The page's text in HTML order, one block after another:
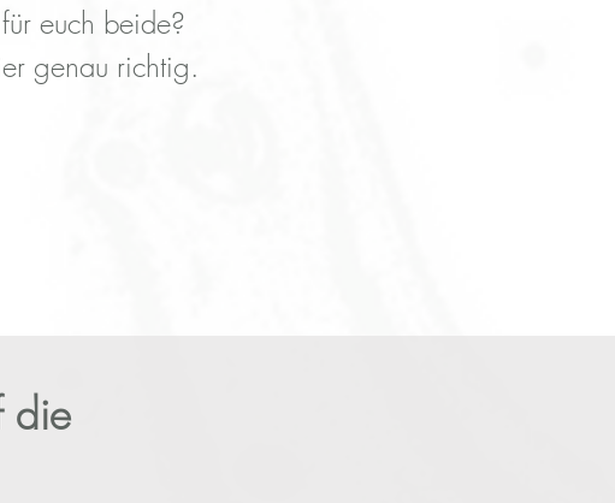
euch beide?
genau richtig.
die